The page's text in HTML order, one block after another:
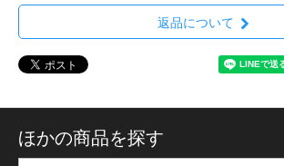
返品について
ほかの商品を探す